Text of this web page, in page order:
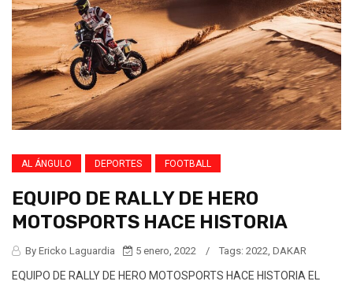
AL ÁNGULO DEPORTES FOOTBALL
EQUIPO DE RALLY DE HERO
MOTOSPORTS HACE HISTORIA
By Ericko Laguardia 5 enero, 2022 / Tags: 2022 DAKAR
EQUIPO DE RALLY DE HERO MOTOSPORTS HACE HISTORIA EL